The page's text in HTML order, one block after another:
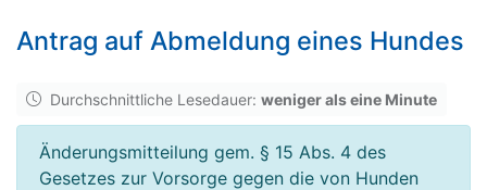
Antrag auf Abmeldung eines Hundes
Durchschnittliche Lesedauer: weniger als eine Minute
Änderungsmitteilung gem. § 15 Abs. 4 des
Gesetzes zur Vorsorge gegen die von Hunden